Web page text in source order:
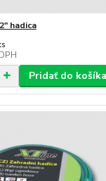
hadica
Pridať do košíka